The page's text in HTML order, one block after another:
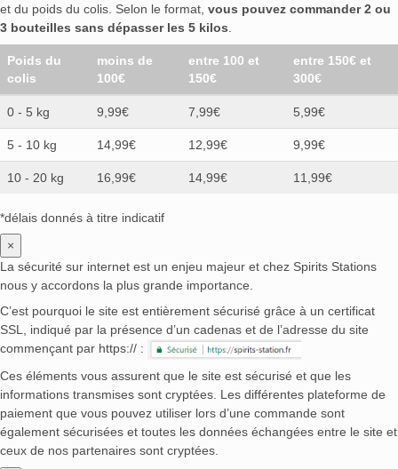
et du poids du colis. Selon le format, vous pouvez commander 2 ou
3 bouteilles sans dépasser les 5 kilos
Poids du
colis
moins de
100€
entre 100 et
150€
entre 150€ et
300€
0 - 5 kg 9,99€ 7,99€ 5,99€
5 - 10 kg 14,99€ 12,99€ 9,99€
10 - 20 kg 16,99€ 14,99€ 11,99€
*délais donnés à titre indicatif
×
La sécurité sur internet est un enjeu majeur et chez Spirits Stations
nous y accordons la plus grande importance.
C’est pourquoi le site est entièrement sécurisé grâce à un certificat
SSL, indiqué par la présence d’un cadenas et de l’adresse du site
commençant par https:// :
Ces éléments vous assurent que le site est sécurisé et que les
informations transmises sont cryptées. Les différentes plateforme de
paiement que vous pouvez utiliser lors d’une commande sont
également sécurisées et toutes les données échangées entre le site et
ceux de nos partenaires sont cryptées.